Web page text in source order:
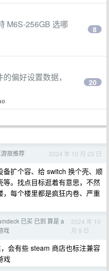
M6S-256GB 选哪
8
偏好设置数据，
20
旅推荐 2024 年 10 月 23 日
扩个容、给 switch 换个壳、顺
。找点目标逛着有意思，不然
每个楼里都是疯狂内卷、严重
已买 已到 算是 a
戏
2024 年 10
月 8 日
会有些 steam 商店也标注兼容
戏